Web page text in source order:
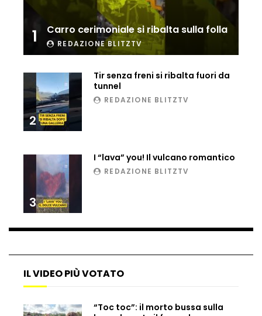
Incidente aereo a Mogadiscio, aereo
perde il controllo
i droni russi
Tir bloccato sul passaggio a livello:
Parco divertimenti, attrazione cede
all’improvviso
tragedia a Petén
Russia sotto zero: fiumi congelati e navi
rompighiaccio a Mosca
1 Carro cerimoniale si ribalta sulla folla
REDAZIONE BLITZTV
2
Tir senza freni si ribalta fuori da
tunnel
REDAZIONE BLITZTV
3
I “lava” you! Il vulcano romantico
REDAZIONE BLITZTV
IL VIDEO PIÙ VOTATO
“Toc toc”: il morto bussa sulla